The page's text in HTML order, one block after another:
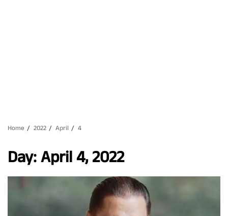
Home 2022 April 4
Day:April 4, 2022